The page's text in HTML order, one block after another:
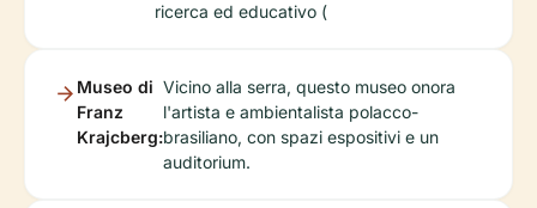
ricerca ed educativo (
Museo di
Franz
Krajcberg:
Vicino alla serra, questo museo onora
l'artista e ambientalista polacco-
brasiliano, con spazi espositivi e un
auditorium.